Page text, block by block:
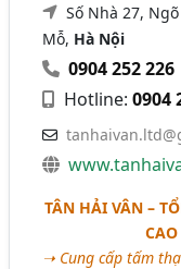
Số Nhà 27,
Mỗ, Hà Nội
0904 252 226
Hotline:0904
TÂN HẢI VÂN –
➝ Cung cấp tấm